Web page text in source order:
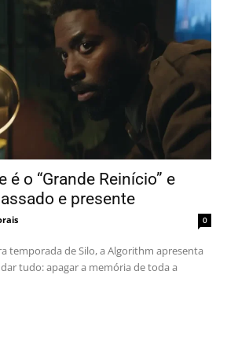
é o “Grande Reinício” e
e presente
0
temporada de Silo, a Algorithm apresenta
tudo: apagar a memória de toda a